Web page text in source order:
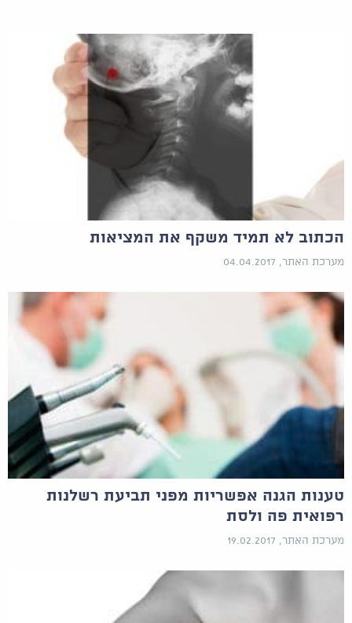
הכתוב לא תמיד משקף את המציאות
מערכת האתר, 04.04.2017
טענות הגנה אפשריות מפני תביעת רשלנות
רפואית פה ולסת
מערכת האתר, 19.02.2017